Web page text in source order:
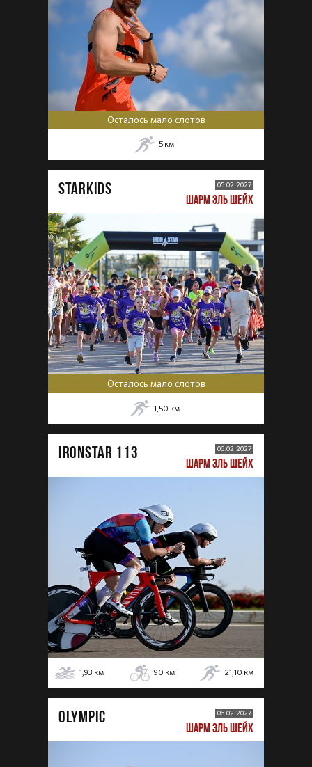
Осталось мало слотов
5 км
STARKIDS 05.02.2027
ШАРМ ЭЛЬ ШЕЙХ
Осталось мало слотов
1,50 км
IRONSTAR 113 06.02.2027
ШАРМ ЭЛЬ ШЕЙХ
1,93 км 90 км 21,10 км
OLYMPIC 06.02.2027
ШАРМ ЭЛЬ ШЕЙХ